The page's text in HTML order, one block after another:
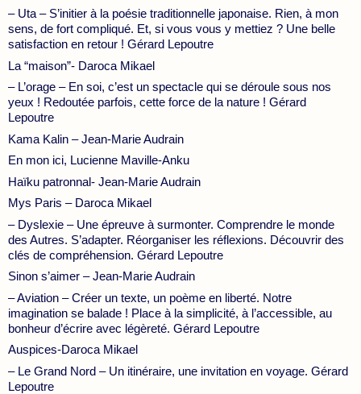
– Uta – S’initier à la poésie traditionnelle japonaise. Rien, à mon
sens, de fort compliqué. Et, si vous vous y mettiez ? Une belle
satisfaction en retour ! Gérard Lepoutre
La “maison”- Daroca Mikael
– L’orage – En soi, c’est un spectacle qui se déroule sous nos
yeux ! Redoutée parfois, cette force de la nature ! Gérard
Lepoutre
Kama Kalin – Jean-Marie Audrain
En mon ici, Lucienne Maville-Anku
Haïku patronnal- Jean-Marie Audrain
Mys Paris – Daroca Mikael
– Dyslexie – Une épreuve à surmonter. Comprendre le monde
des Autres. S’adapter. Réorganiser les réflexions. Découvrir des
clés de compréhension. Gérard Lepoutre
Sinon s’aimer – Jean-Marie Audrain
– Aviation – Créer un texte, un poème en liberté. Notre
imagination se balade ! Place à la simplicité, à l’accessible, au
bonheur d’écrire avec légèreté. Gérard Lepoutre
Auspices-Daroca Mikael
– Le Grand Nord – Un itinéraire, une invitation en voyage. Gérard
Lepoutre